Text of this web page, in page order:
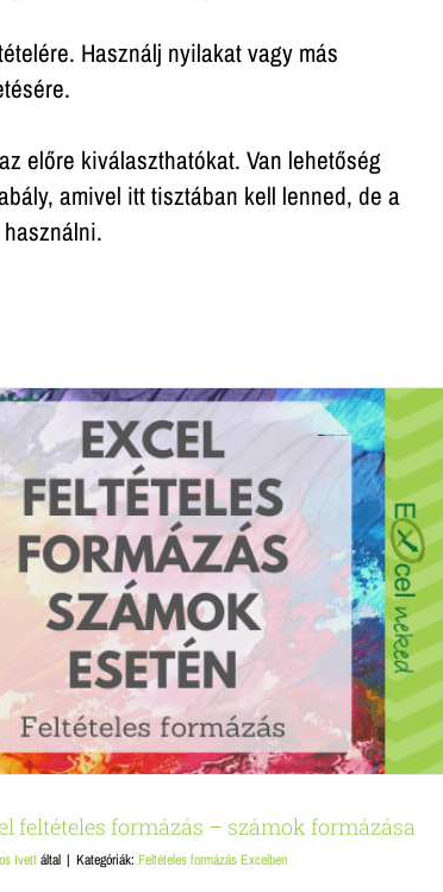
Használj nyilakat vagy más
előre kiválaszthatókat. Van lehetőség
amivel itt tisztában kell lenned, de a
feltételes formázás – számok formázása
Ivettáltal | Kategóriák: Feltételes formázás Excelben